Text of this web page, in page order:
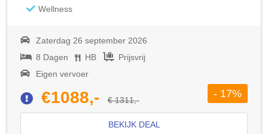
Wellness
Zaterdag 26 september 2026
8 Dagen
HB
Prijsvrij
Eigen vervoer
€1088,- € 1311,-
- 17%
BEKIJK DEAL